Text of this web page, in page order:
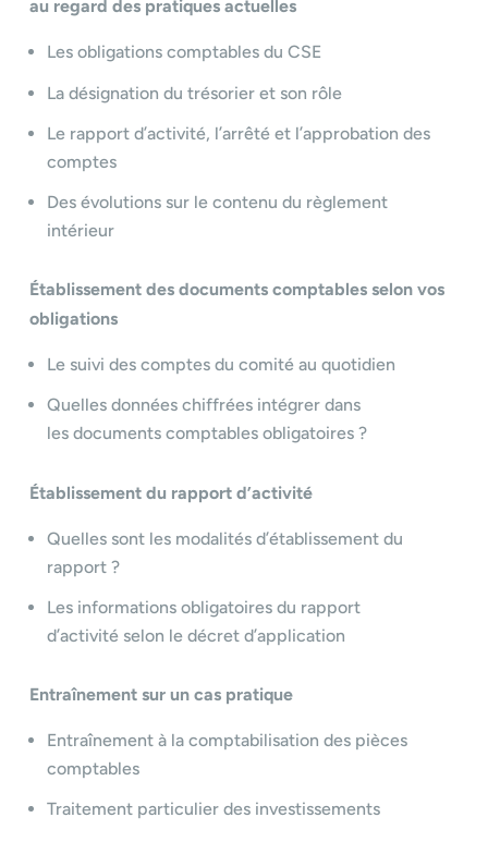
au regard des pratiques actuelles
Les obligations comptables du CSE
La désignation du trésorier et son rôle
Le rapport d’activité, l’arrêté et l’approbation des
comptes
Des évolutions sur le contenu du règlement
intérieur
Établissement des documents comptables selon vos
obligations
Le suivi des comptes du comité au quotidien
Quelles données chiffrées intégrer dans
les documents comptables obligatoires ?
Établissement du rapport d’activité
Quelles sont les modalités d’établissement du
rapport ?
Les informations obligatoires du rapport
d’activité selon le décret d’application
Entraînement sur un cas pratique
Entraînement à la comptabilisation des pièces
comptables
Traitement particulier des investissements